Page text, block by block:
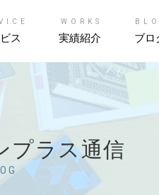
ス
WORKS
実績紹介 ブロ
プラス通信